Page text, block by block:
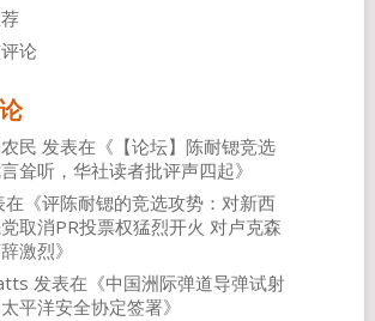
论
民 发表在《 【论坛】陈耐锶竞选
耸听，华社读者批评声四起》
《评陈耐锶的竞选攻势：对新西
取消PR投票权猛烈开火 对卢克森
激烈》
发表在《中国洲际弹道导弹试射
平洋安全协定签署》